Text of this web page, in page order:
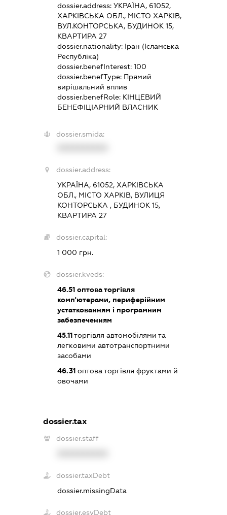
dossier.address: УКРАЇНА, 61052,
ХАРКІВСЬКА ОБЛ., МІСТО ХАРКІВ,
ВУЛ.КОНТОРСЬКА, БУДИНОК 15,
КВАРТИРА 27
dossier.nationality: Іран (Ісламська
Республіка)
dossier.benefInterest: 100
dossier.benefType: Прямий
вирішальний вплив
dossier.benefRole: КІНЦЕВИЙ
БЕНЕФІЦІАРНИЙ ВЛАСНИК
dossier.smida:
dossier.address:
УКРАЇНА, 61052, ХАРКІВСЬКА
ОБЛ., МІСТО ХАРКІВ, ВУЛИЦЯ
КОНТОРСЬКА , БУДИНОК 15,
КВАРТИРА 27
dossier.capital:
1 000 грн.
dossier.kveds:
46.51оптова торгівля
комп'ютерами, периферійним
устаткованням і програмним
забезпеченням
45.11торгівля автомобілями та
легковими автотранспортними
засобами
46.31оптова торгівля фруктами й
овочами
dossier.tax
dossier.staff
dossier.taxDebt
dossier.missingData
dossier.esvDebt